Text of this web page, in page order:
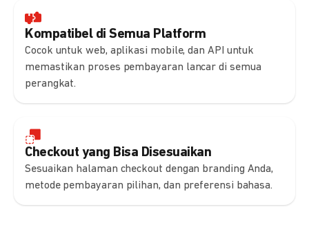
Kompatibel di Semua Platform
Cocok untuk web, aplikasi mobile, dan API untuk
memastikan proses pembayaran lancar di semua
perangkat.
Checkout yang Bisa Disesuaikan
Sesuaikan halaman checkout dengan branding Anda,
metode pembayaran pilihan, dan preferensi bahasa.